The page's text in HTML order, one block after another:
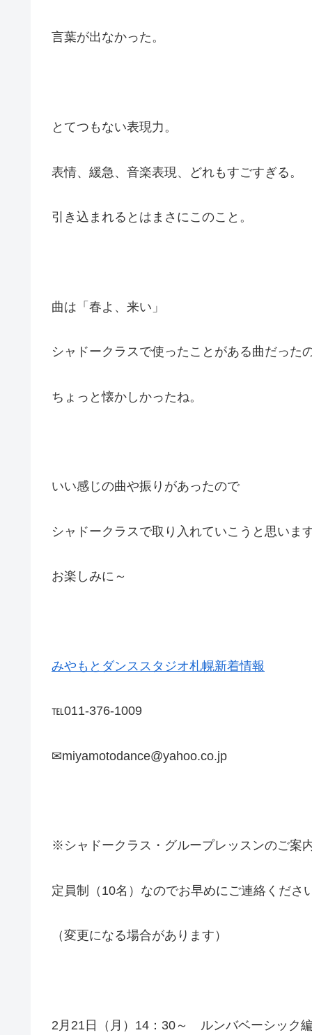
言葉が出なかった。
とてつもない表現力。
表情、緩急、音楽表現、どれもすごすぎる。
引き込まれるとはまさにこのこと。
曲は「春よ、来い」
シャドークラスで使ったことがある曲だった
ちょっと懐かしかったね。
いい感じの曲や振りがあったので
シャドークラスで取り入れていこうと思いま
お楽しみに～
みやもとダンススタジオ札幌新着情報
℡011-376-1009
✉miyamotodance@yahoo.co.jp
※シャドークラス・グループレッスンのご案
定員制（10名）なのでお早めにご連絡くださ
（変更になる場合があります）
2月21日（月）14：30～ ルンバベーシック